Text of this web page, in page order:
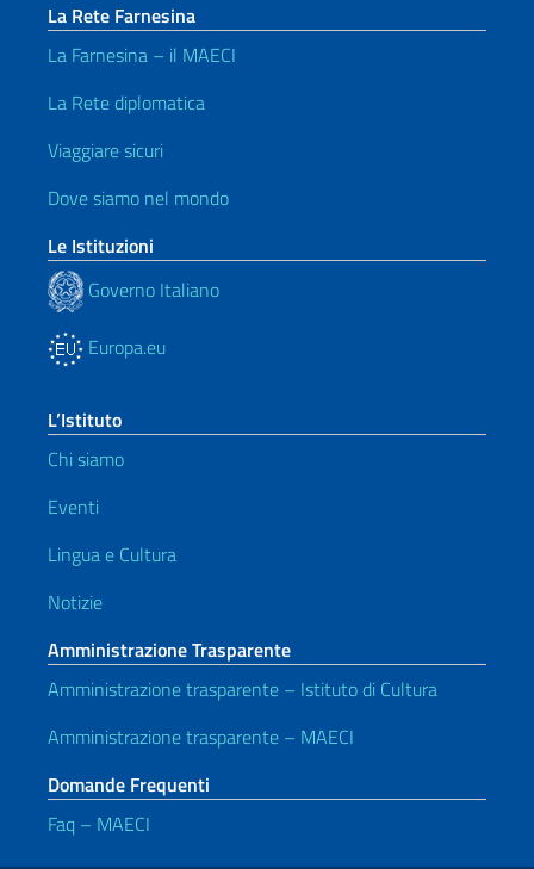
La Rete Farnesina
La Farnesina – il MAECI
La Rete diplomatica
Viaggiare sicuri
Dove siamo nel mondo
Le Istituzioni
Governo Italiano
Europa.eu
L’Istituto
Chi siamo
Eventi
Lingua e Cultura
Notizie
Amministrazione Trasparente
Amministrazione trasparente – Istituto di Cultura
Amministrazione trasparente – MAECI
Domande Frequenti
Faq – MAECI